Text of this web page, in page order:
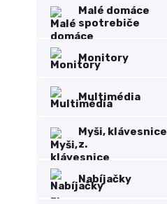
Malé domáce
spotrebiče
Monitory
Multimédia
Myši,
z.
Nabíjačky